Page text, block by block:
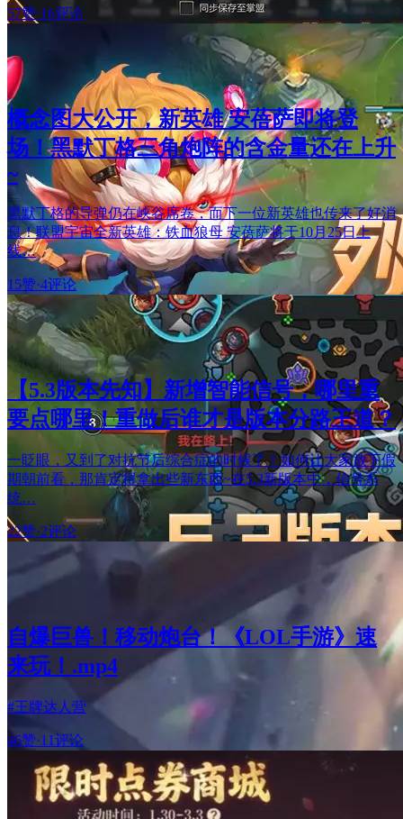
57赞·16评论
概念图大公开，新英雄 安蓓萨即将登
场！黑默丁格三角炮阵的含金量还在上升
~
黑默丁格的导弹仍在峡谷席卷，而下一位新英雄也传来了好消
息！联盟宇宙全新英雄：铁血狼母 安蓓萨将于10月25日上
线…
15赞·4评论
【5.3版本先知】新增智能信号，哪里重
要点哪里！重做后谁才是版本分路王道？
一眨眼，又到了对抗节后综合症的时候了！如何让大家放下假
期朝前看，那肯定得拿出些新东西~在5.3新版本中，信号系
统…
22赞·2评论
自爆巨兽！移动炮台！《LOL手游》速
来玩！.mp4
#王牌达人营
46赞·11评论